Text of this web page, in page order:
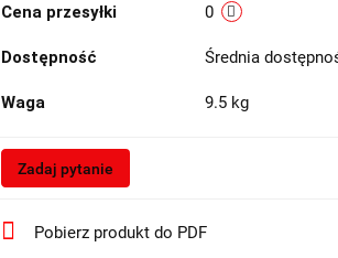
Cena przesyłki 0
Dostępność Średnia
Waga 9.5 kg
Zadaj pytanie
Pobierz produkt do PDF